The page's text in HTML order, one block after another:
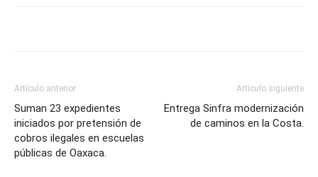
Artículo anterior
Suman 23 expedientes
iniciados por pretensión de
cobros ilegales en escuelas
públicas de Oaxaca.
Artículo siguiente
Entrega Sinfra modernización
de caminos en la Costa.